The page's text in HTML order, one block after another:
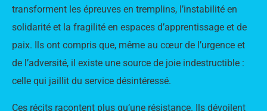
transforment les épreuves en tremplins, l’instabilité en
solidarité et la fragilité en espaces d’apprentissage et de
paix. Ils ont compris que, même au cœur de l’urgence et
de l’adversité, il existe une source de joie indestructible :
celle qui jaillit du service désintéressé.
Ces récits racontent plus qu’une résistance. Ils dévoilent